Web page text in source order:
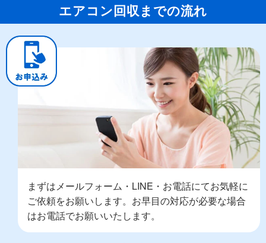
エアコン回収までの流れ
まずはメールフォーム・LINE・お電話にてお気軽に
ご依頼をお願いします。お早目の対応が必要な場合
はお電話でお願いいたします。